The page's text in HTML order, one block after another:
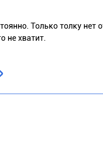
Только толку нет
не хватит.